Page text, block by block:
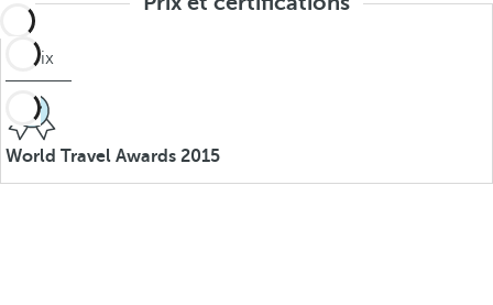
Prix
World Travel Awards 2015